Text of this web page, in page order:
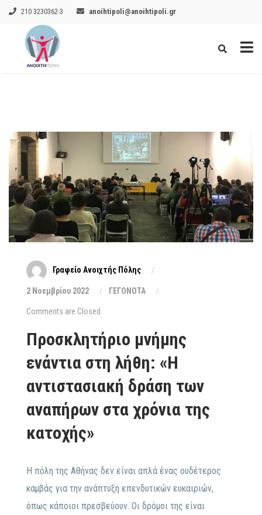
210 3230362-3 anoihtipoli@anoihtipoli.gr
Γραφείο Ανοιχτής Πόλης
2 Νοεμβρίου 2022 ΓΕΓΟΝΟΤΑ
Comments are Closed
Προσκλητήριο μνήμης
ενάντια στη λήθη: «Η
αντιστασιακή δράση των
αναπήρων στα χρόνια της
κατοχής»
Η πόλη της Αθήνας δεν είναι απλά ένας ουδέτερος
καμβάς για την ανάπτυξη επενδυτικών ευκαιριών,
όπως κάποιοι πρεσβεύουν. Οι δρόμοι της είναι